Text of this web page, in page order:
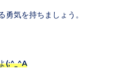
勇気を持ちましょう。
(;^_^A